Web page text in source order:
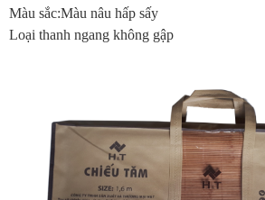
Màu sắc:Màu nâu hấp sấy
Loại thanh ngang không gập